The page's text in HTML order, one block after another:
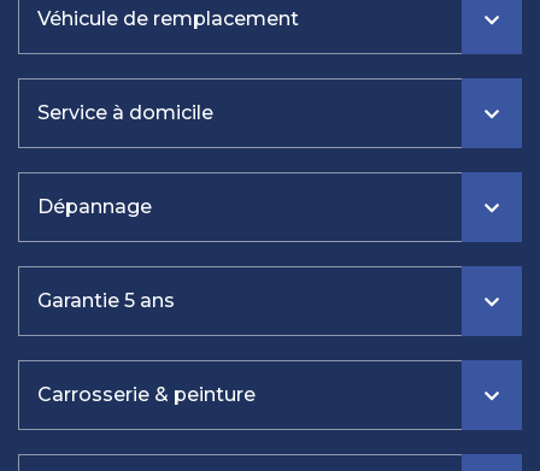
Véhicule de remplacement
Service à domicile
Dépannage
Garantie 5 ans
Carrosserie & peinture